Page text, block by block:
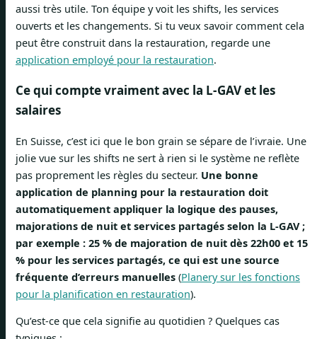
aussi très utile. Ton équipe y voit les shifts, les services
ouverts et les changements. Si tu veux savoir comment cela
peut être construit dans la restauration, regarde une
application employé pour la restauration.
Ce qui compte vraiment avec la L-GAV et les
salaires
En Suisse, c’est ici que le bon grain se sépare de l’ivraie. Une
jolie vue sur les shifts ne sert à rien si le système ne reflète
pas proprement les règles du secteur. Une bonne
application de planning pour la restauration doit
automatiquement appliquer la logique des pauses,
majorations de nuit et services partagés selon la L-GAV ;
par exemple : 25 % de majoration de nuit dès 22h00 et 15
% pour les services partagés, ce qui est une source
fréquente d’erreurs manuelles (Planery sur les fonctions
pour la planification en restauration).
Qu’est-ce que cela signifie au quotidien ? Quelques cas